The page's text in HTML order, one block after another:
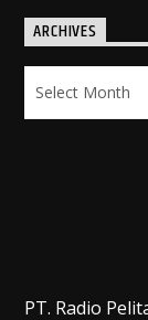
ARCHIVES
PT. Radio